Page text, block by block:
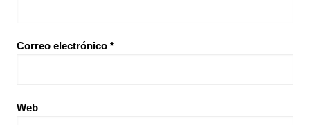
Correo electrónico *
Web